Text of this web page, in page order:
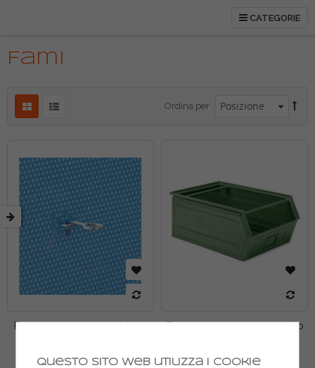
CATEGORIE
Fami
Ordina per
Fami gancio con occhiello
Fami contenitore in metallo
Questo sito web utilizza i cookie